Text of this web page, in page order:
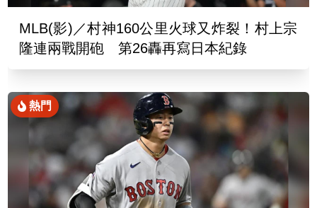
MLB(影)／村神160公里火球又炸裂！村上宗
隆連兩戰開砲 第26轟再寫日本紀錄
熱門